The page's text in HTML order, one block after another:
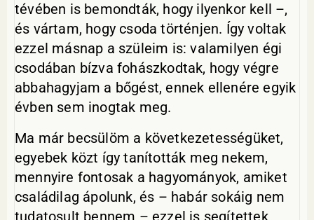
tévében is bemondták, hogy ilyenkor kell –,
és vártam, hogy csoda történjen. Így voltak
ezzel másnap a szüleim is: valamilyen égi
csodában bízva fohászkodtak, hogy végre
abbahagyjam a bőgést, ennek ellenére egyik
évben sem inogtak meg.
Ma már becsülöm a következetességüket,
egyebek közt így tanították meg nekem,
mennyire fontosak a hagyományok, amiket
családilag ápolunk, és – habár sokáig nem
tudatosult bennem – ezzel is segítettek,